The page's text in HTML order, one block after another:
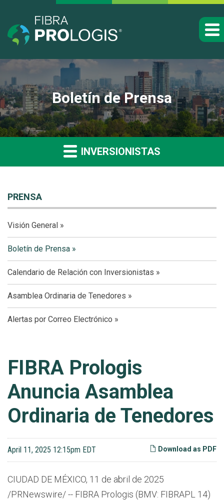
Boletín de Prensa
INVERSIONISTAS
PRENSA
Visión General
Boletín de Prensa
Calendario de Relación con Inversionistas
Asamblea Ordinaria de Tenedores
Alertas por Correo Electrónico
FIBRA Prologis
Anuncia Asamblea
Ordinaria de Tenedores
Download as PDF
April 11, 2025 12:15pm EDT
CIUDAD DE MÉXICO, 11 de abril de 2025
/PRNewswire/ -- FIBRA Prologis (BMV: FIBRAPL 14)